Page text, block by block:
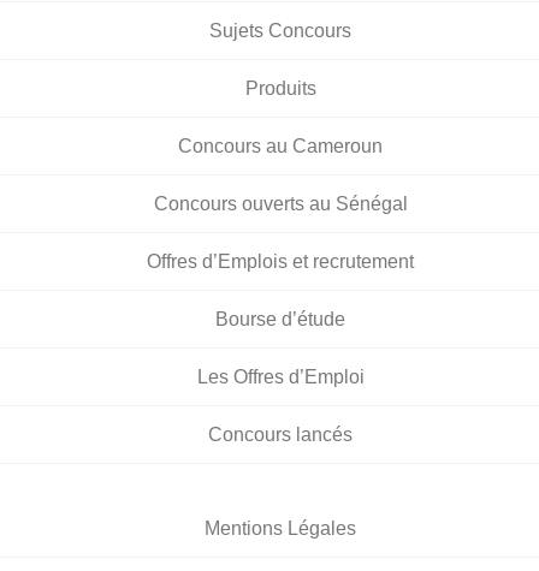
Sujets Concours
Produits
Concours au Cameroun
Concours ouverts au Sénégal
Offres d’Emplois et recrutement
Bourse d’étude
Les Offres d’Emploi
Concours lancés
Mentions Légales